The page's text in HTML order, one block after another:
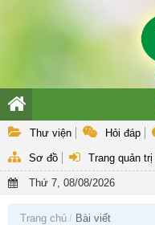
Thư viện Hỏi đáp
Sơ đồ Trang quản trị
Thứ 7, 08/08/2026
Hoạt động
Hợp tác quốc tế
Trang chủ Bài viết